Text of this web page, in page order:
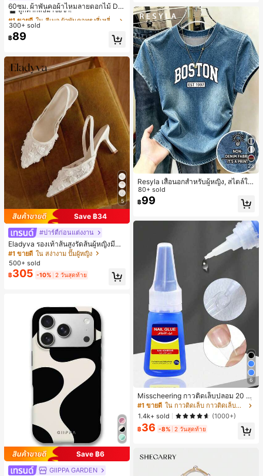
60ซม. ผ้าพันคอผ้าไหมลายดอกไม้ Dit
sy สีเบจ, เครื่องประดับใหม่สำหรับผู้หญิ
งฤดูใบไม้ผลิ/ฤดูใบไม้ร่วง, ผ้าพันคอผืน
บางอเนกประสงค์หรูหรา
ลูกค้ากลับมาซื้อซ้ำ!
#1 ขายดี
ลูกค้ากลับมาซื้อซ้ำ!
#1 ขายดี
ลูกค้ากลับมาซื้อซ้ำ!
#1 ขายดี
ใน สีเบจ ผ้าพันคอทรงสี่เหลี่ยมและผ้าพันคอสำหรับผู้
300+ sold
฿89
5
Save ฿34
#ปาร์ตี้ก่อนแต่งงาน
Eladyva รองเท้าส้นสูงรัดส้นผู้หญิงมีดอ
กไม้ประดับตาข่ายเสริมและสามารถสว
มได้สองแบบ ส้นสูง 7 ซม. รูปแบบโรมัน
หรูหรา ส้นเข็ม ลุคเทพนิยาย
#1 ขายดี ใน สง่างาม ปั๊มผู้หญิง
500+ sold
฿305 -10% 2 วันสุดท้าย
Save ฿6
GIIPPA GARDEN
23
Resyla เสื้อนอกสำหรับผู้หญิง, สไตล์ให
ม่ฤดูร้อน, กีฬากลางแจ้งแบบสบายๆ, ลา
ยออกแบบ, พิมพ์ตัวอักษร & ตัวเลข สีน้ำ
เงิน แฟชั่น & อเนกประสงค์ เสื้อยืด, สตรี
สื้อยืดสำหรับผู้หญิง
80+ sold
฿99
6
Misscheering กาวติดเล็บปลอม 20 กรั
ม แรงยึดสูง เจลสติกเกอร์เล็บนุ่ม แห้งเร็
ว เหมาะสำหรับผู้เริ่มต้นทำเล็บ ติดทนน
าน
#1 ขายดี
ใน กาวติดเล็บ กาวติดเล็บและสารยึดติด
1.4k+ sold
(1000+)
฿36 -8% 2 วันสุดท้าย